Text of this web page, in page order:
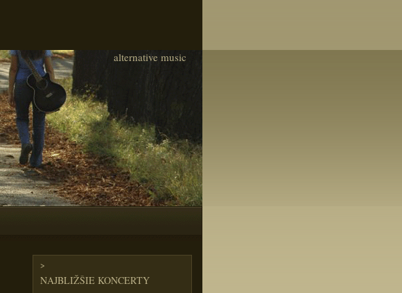
alternative music
>
NAJBLIŽŠIE KONCERTY